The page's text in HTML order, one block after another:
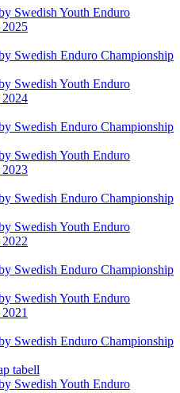
Swedish Youth Enduro
Swedish Enduro Championship
Swedish Youth Enduro
Swedish Enduro Championship
Swedish Youth Enduro
Swedish Enduro Championship
Swedish Youth Enduro
Swedish Enduro Championship
Swedish Youth Enduro
Swedish Enduro Championship
tabell
Swedish Youth Enduro